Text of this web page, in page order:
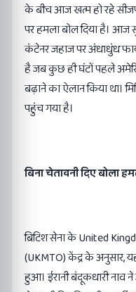
के बीच आज खत्म हो रहे
पर हमला बोल दिया है। आज
कंटेनर जहाज पर अंधाधुंध
है जब कुछ ही घंटों पहले
बढ़ाने का ऐलान किया था।
पहुंच गया है।
बिना चेतावनी दिए बोला
ब्रिटिश सेना के United
(UKMTO) केंद्र के अनुसार,
हुआ। ईरानी बंदूकधारी नाव